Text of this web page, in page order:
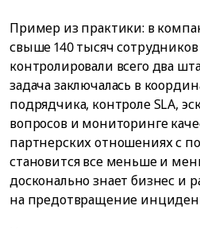
Пример из практики: в
свыше 140 тысяч
контролировали всего два
задача заключалась в
подрядчика, контроле SLA,
вопросов и мониторинге
партнерских отношениях с
становится все меньше и
досконально знает бизнес и
на предотвращение